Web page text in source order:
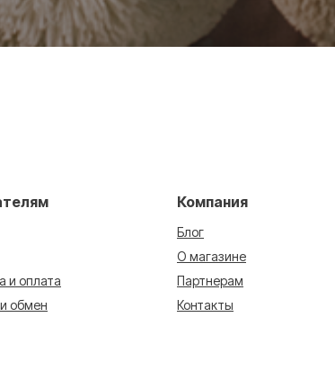
и оплата
обмен
Компания
Блог
О магазине
Партнерам
Контакты